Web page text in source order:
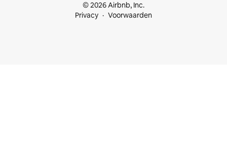
© 2026 Airbnb, Inc.
Privacy
Voorwaarden